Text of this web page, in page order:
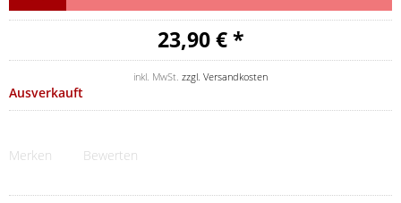
23,90 € *
inkl. MwSt. zzgl. Versandkosten
Ausverkauft
Merken Bewerten